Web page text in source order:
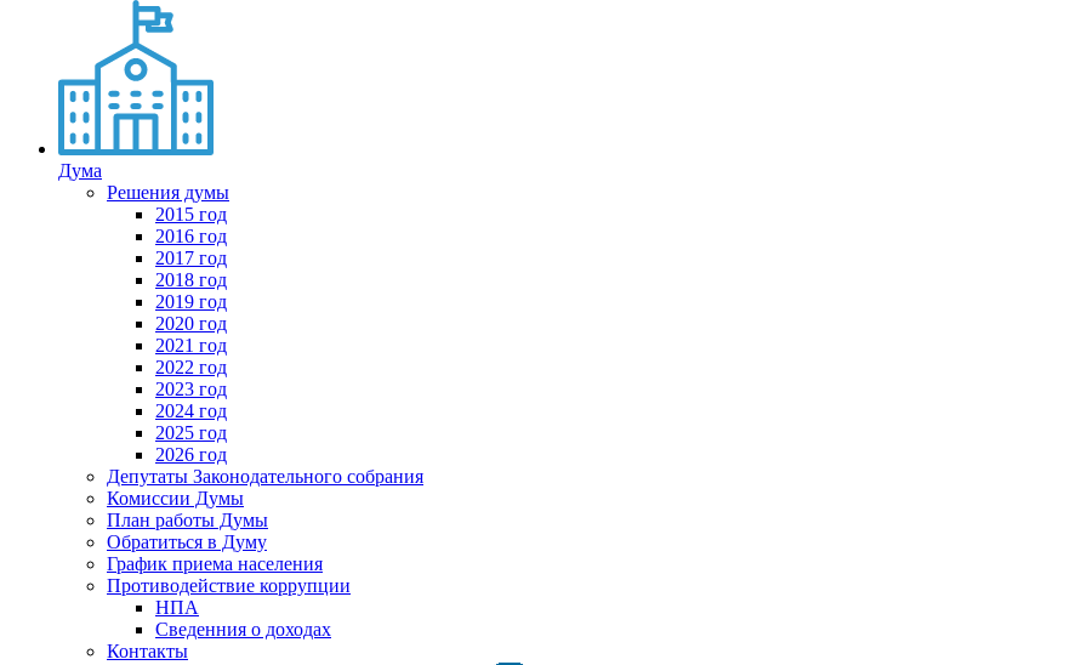
Дума
Решения думы
2015 год
2016 год
2017 год
2018 год
2019 год
2020 год
2021 год
2022 год
2023 год
2024 год
2025 год
2026 год
Депутаты Законодательного собрания
Комиссии Думы
План работы Думы
Обратиться в Думу
График приема населения
Противодействие коррупции
НПА
Сведенния о доходах
Контакты